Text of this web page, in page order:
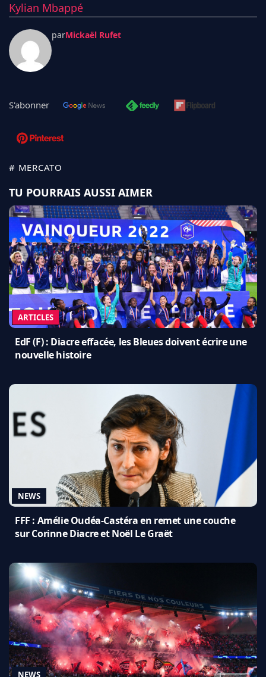
Kylian Mbappé
parMickaël Rufet
S'abonner
# MERCATO
TU POURRAIS AUSSI AIMER
ARTICLES
EdF (F) : Diacre effacée, les Bleues doivent écrire une
nouvelle histoire
NEWS
FFF : Amélie Oudéa-Castéra en remet une couche
sur Corinne Diacre et Noël Le Graët
NEWS